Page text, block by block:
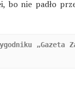
bo nie padło